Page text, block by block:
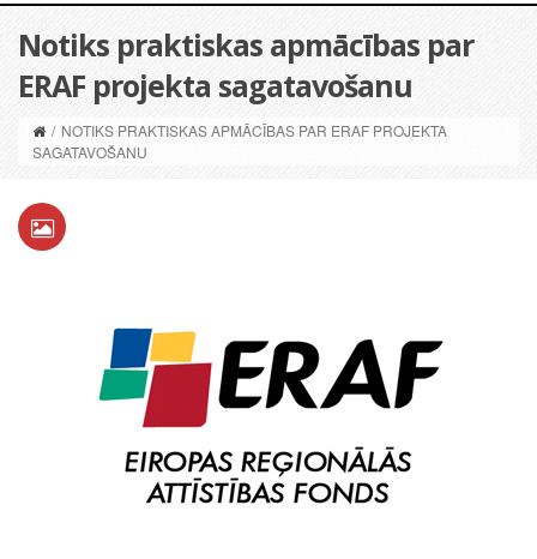
Notiks praktiskas apmācības par
ERAF projekta sagatavošanu
/ NOTIKS PRAKTISKAS APMĀCĪBAS PAR ERAF PROJEKTA
SAGATAVOŠANU